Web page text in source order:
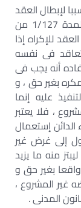
لإبطال العقد
أن يكون غير مشروع و هو ما أشارت إليه المدة 1/127 من
للإكراه إذا
فى نفسه
أنه يجب فى
بغير حق ، و
عليه إنما
، فلا يعتبر
الدائن إستعمال
إلى غرض غير
منه ما يزيد
بغير حق و
غير المشروع ،
المدنى .